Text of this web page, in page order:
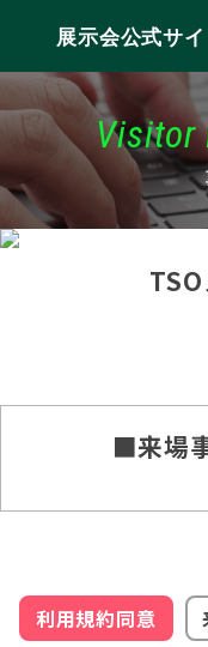
展示会公式サイ
Visitor
■来場
利用規約同意